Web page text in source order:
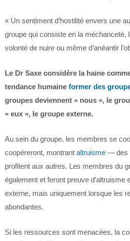
« Un sentiment d’hostilité envers une
groupe qui consiste en la méchanceté,
volonté de nuire ou même d’anéantir
Le Dr Saxe considère la haine
tendance humaine former des
groupes deviennent « nous », le
« eux », le groupe externe.
Au sein du groupe, les membres se
coopéreront, montrant altruisme — des
profitent aux autres. Les membres du
également et feront preuve d’altruisme
externe, mais uniquement lorsque les
abondantes.
Si les ressources sont menacées, la